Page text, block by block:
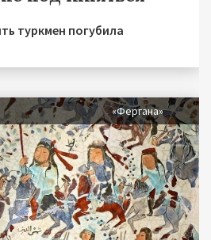
туркмен погубила
«Фергана»